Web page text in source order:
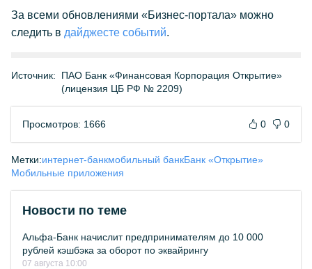
За всеми обновлениями «Бизнес-портала» можно
следить в дайджесте событий.
Источник:
ПАО Банк «Финансовая Корпорация Открытие»
(лицензия ЦБ РФ № 2209)
Просмотров: 1666 0 0
Метки:интернет-банкмобильный банкБанк «Открытие»
Мобильные приложения
Новости по теме
Альфа-Банк начислит предпринимателям до 10 000
рублей кэшбэка за оборот по эквайрингу
07 августа 10:00